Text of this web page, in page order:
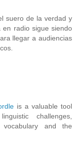
suero de la verdad y
en radio sigue siendo
llegar a audiencias
is a valuable tool
challenges,
and the